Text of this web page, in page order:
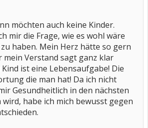
möchten auch keine Kinder.
mir die Frage, wie es wohl wäre
haben. Mein Herz hätte so gern
mein Verstand sagt ganz klar
Kind ist eine Lebensaufgabe! Die
die man hat! Da ich nicht
Gesundheitlich in den nächsten
wird, habe ich mich bewusst gegen